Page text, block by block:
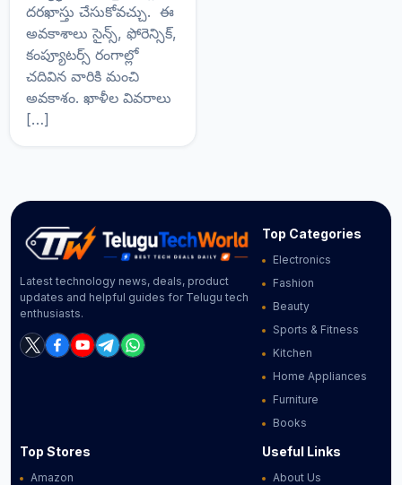
దరఖాస్తు చేసుకోవచ్చు. ఈ
అవకాశాలు సైన్స్, ఫోరెన్సిక్,
కంప్యూటర్స్ రంగాల్లో
చదివిన వారికి మంచి
అవకాశం. ఖాళీల వివరాలు
[…]
Latest technology news, deals, product
updates and helpful guides for Telugu tech
enthusiasts.
Top Categories
Electronics
Fashion
Beauty
Sports & Fitness
Kitchen
Home Appliances
Furniture
Books
Top Stores
Amazon
Useful Links
About Us